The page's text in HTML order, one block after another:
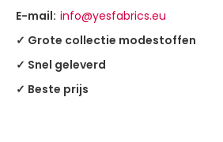
E-mail: info@yesfabrics.eu
✓ Grote collectie modestoffen
✓ Snel geleverd
✓ Beste prijs